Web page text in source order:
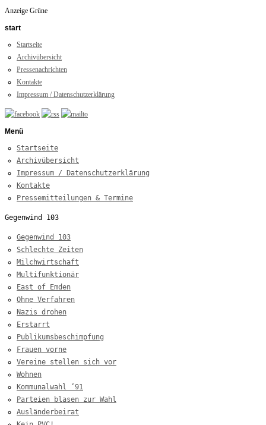
Anzeige Grüne
start
Startseite
Archivübersicht
Pressenachrichten
Kontakte
Impressum / Datenschutzerklärung
Menü
Startseite
Archivübersicht
Impressum / Datenschutzerklärung
Kontakte
Pressemitteilungen & Termine
Gegenwind 103
Gegenwind 103
Schlechte Zeiten
Milchwirtschaft
Multifunktionär
East of Emden
Ohne Verfahren
Nazis drohen
Erstarrt
Publikumsbeschimpfung
Frauen vorne
Vereine stellen sich vor
Wohnen
Kommunalwahl ’91
Parteien blasen zur Wahl
Ausländerbeirat